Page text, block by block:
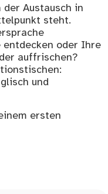
Austausch in
steht.
entdecken oder Ihre
auffrischen?
und
ersten